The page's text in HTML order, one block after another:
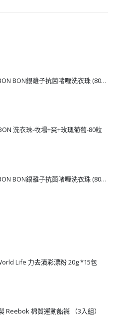
[J206232] 日本BON BON銀離子抗菌啫喱洗衣珠 (80粒)
洗衣珠-牧場+爽+玫瑰葡萄-80粒
[J111043] 日本BON BON銀離子抗菌啫喱洗衣珠 (80粒)
Life 力去漬彩漂粉 20g *15包
Reebok 棉質運動船襪 （3入組）